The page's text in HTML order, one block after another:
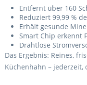
Entfernt über 160
Reduziert 99,99 %
Erhält gesunde
Smart Chip erkennt
Drahtlose
Das Ergebnis: Reines,
Küchenhahn – jederzeit,